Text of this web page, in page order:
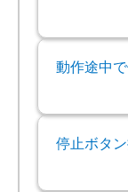
動作途中
停止ボタ